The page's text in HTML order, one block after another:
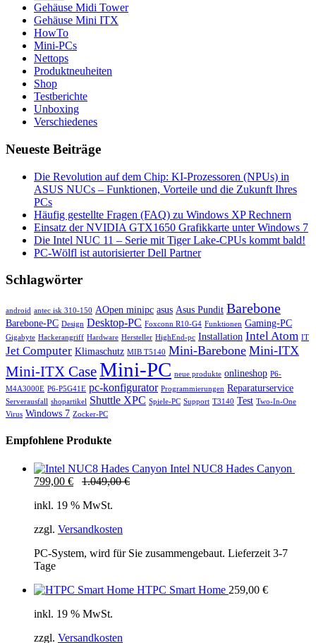
Gehäuse Midi Tower
Gehäuse Mini ITX
HowTo
Mini-PCs
Nettops
Produktneuheiten
Shop
Testberichte
Unboxing
Verschiedenes
Neueste Beiträge
Die Revolution auf dem Chip: KI-Prozessoren (NPUs) in
ASUS NUCs – Funktionen, Vorteile und die Zukunft Ihres
PCs
Häufig gestellte Fragen (FAQ) zu Windows XP Rechnern
Einsatz der NVIDIA GTX1650 Grafikkarte unter Windows 7
Die Intel NUC 11 – Serie mit Tiger Lake-CPUs kommt bald!
PC-Wölfl ist autorisierter Dell Partner
Schlagwörter
android antec isk 310-150 AOpen minipc asus Asus Pundit Barebone
Barebone-PC Design Desktop-PC Foxconn R10-G4 Funktionen Gaming-PC
Gigabyte Hackerangriff Hardware Hersteller HighEnd-pc Installation Intel Atom IT
Jet Computer Klimaschutz MIB T5140 Mini-Barebone Mini-ITX
Mini-ITX CaseMini-PC neue produkte onlineshop P6-
M4A3000E P6-P5G41E pc-konfigurator Programmierungen Reparaturservice
Serverausfall shopartikel Shuttle XPC Spiele-PC Support T3140 Test Two-In-One
Virus Windows 7 Zocker-PC
Empfohlene Produkte
Intel NUC8 Hades Canyon
799,00 € 1.049,00€
inkl. 19 % MwSt.
zzgl. Versandkosten
PC-System, wird für Sie zusammengebaut. Lieferzeit 3-7
Tage
HTPC Smart Home 259,00 €
inkl. 19 % MwSt.
zzgl. Versandkosten